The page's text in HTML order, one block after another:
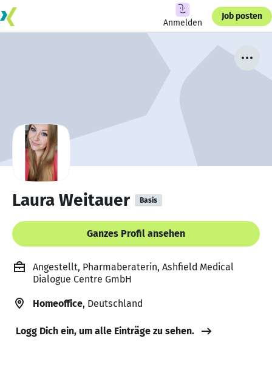
Anmelden
Job posten
Laura Weitauer Basis
Ganzes Profil ansehen
Angestellt, Pharmaberaterin, Ashfield Medical
Dialogue Centre GmbH
Homeoffice, Deutschland
Logg Dich ein, um alle Einträge zu sehen.